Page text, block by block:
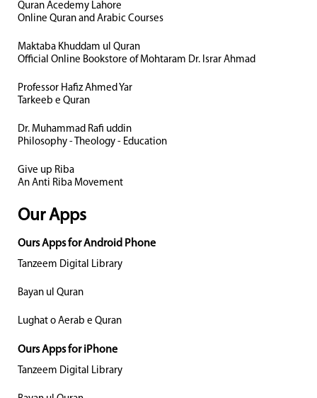
Quran Acedemy Lahore
Online Quran and Arabic Courses
Maktaba Khuddam ul Quran
Official Online Bookstore of Mohtaram Dr. Israr Ahmad
Professor Hafiz Ahmed Yar
Tarkeeb e Quran
Dr. Muhammad Rafi uddin
Philosophy - Theology - Education
Give up Riba
An Anti Riba Movement
Our Apps
Ours Apps for Android Phone
Tanzeem Digital Library
Bayan ul Quran
Lughat o Aerab e Quran
Ours Apps for iPhone
Tanzeem Digital Library